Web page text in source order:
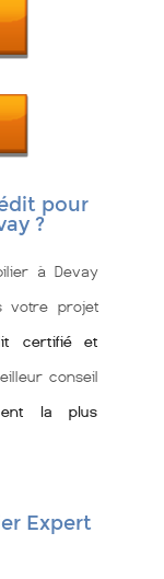
pour
?
à Devay
votre projet
certifié et
conseil
la plus
Expert